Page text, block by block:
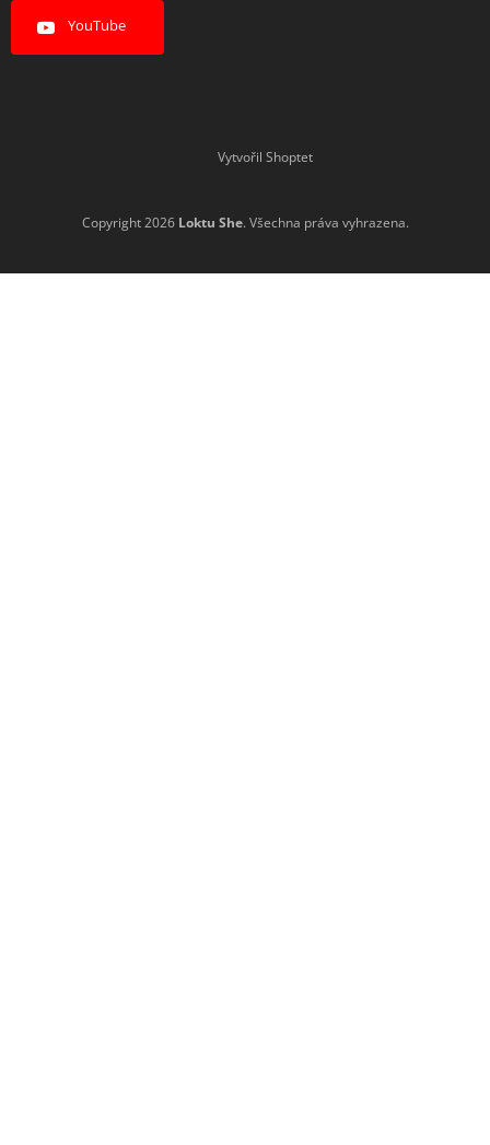
YouTube
Vytvořil Shoptet
Copyright 2026 Loktu She. Všechna práva vyhrazena.